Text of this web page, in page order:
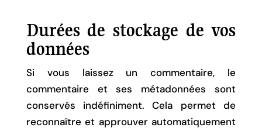
Durées de stockage de vos
données
Si vous laissez un commentaire, le
commentaire et ses métadonnées sont
conservés indéfiniment. Cela permet de
reconnaître et approuver automatiquement